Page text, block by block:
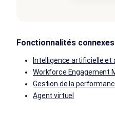
Fonctionnalités
Intelligence artificielle
Workforce Engagement
Gestion de la
Agent virtuel